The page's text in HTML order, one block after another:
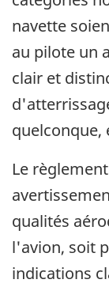
navette
au pilote un
clair et
quelconque,
Le
qualités
l'avion, soit
indications